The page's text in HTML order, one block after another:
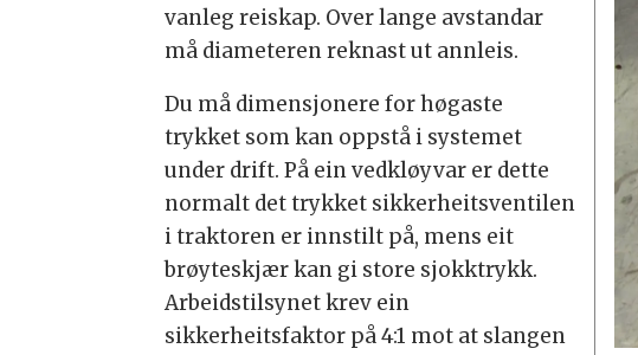
vanleg reiskap. Over lange avstandar
må diameteren reknast ut annleis.
Du må dimensjonere for høgaste
trykket som kan oppstå i systemet
under drift. På ein vedkløyvar er dette
normalt det trykket sikkerheitsventilen
i traktoren er innstilt på, mens eit
brøyteskjær kan gi store sjokktrykk.
Arbeidstilsynet krev ein
sikkerheitsfaktor på 4:1 mot at slangen